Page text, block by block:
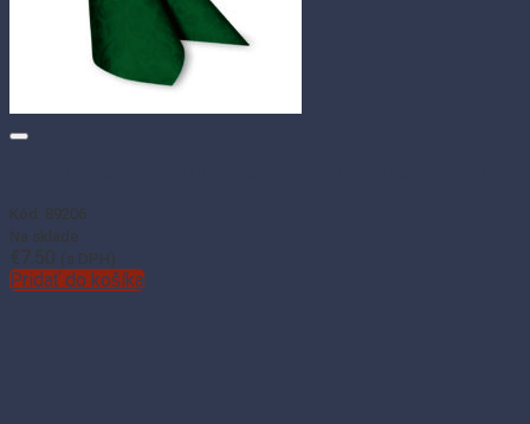
Kód: 89206
Na sklade
€7.50 (s DPH)
Pridať do košíka